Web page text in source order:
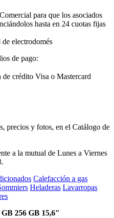
para que los asociados
hasta en 24 cuotas fijas
electrodomés
de pago:
crédito Visa o Mastercard
precios y fotos, en el Catálogo de
a la mutual de Lunes a Viernes
Calefacción a gas
Heladeras Lavarropas
256 GB 15,6″